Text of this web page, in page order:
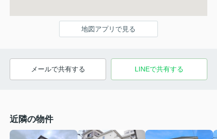
地図アプリで見る
メールで共有する LINEで共有する
近隣の物件